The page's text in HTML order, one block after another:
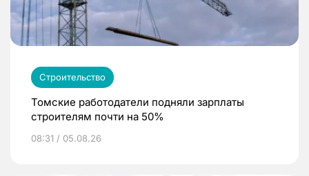
Строительство
Томские работодатели подняли зарплаты
строителям почти на 50%
08:31 / 05.08.26